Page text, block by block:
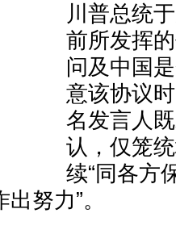
川普总统
前所发挥
问及中国
意该协议
名发言人
认，仅笼
续“同各方
努力”。